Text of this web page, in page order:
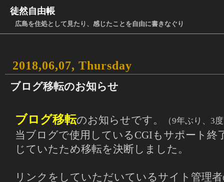
徒然自由帳
広島を住処として見たり、感じたことを自由に書きなぐり
2018,06,07, Thursday
ブログ移転のお知らせ
ブログ移転のお知らせです。 （9年ぶり、3
当ブログで使用しているCGIもサポート終
じていたため移転を決断しました。
リンクをしていただいているサイト管理